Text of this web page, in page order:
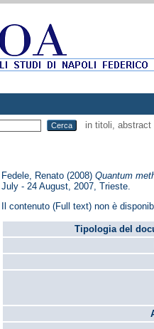
in titoli, abstract
Fedele, Renato (2008)Quantum
July - 24 August, 2007, Trieste.
Il contenuto (Full text) non è
Tipologia del